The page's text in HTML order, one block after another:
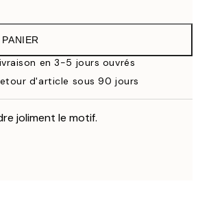
en 3-5 jours ouvrés
d'article sous 90 jours
joliment le motif.